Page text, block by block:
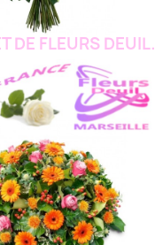
DE FLEURS DEUIL.